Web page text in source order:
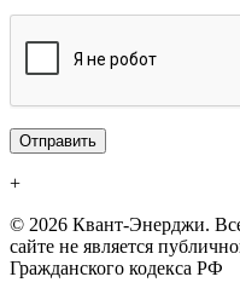
+
© 2026 Квант-Энерджи.
сайте не является
Гражданского кодекса РФ